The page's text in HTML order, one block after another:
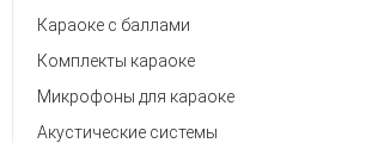
Караоке с баллами
Комплекты караоке
Микрофоны для караоке
Акустические системы